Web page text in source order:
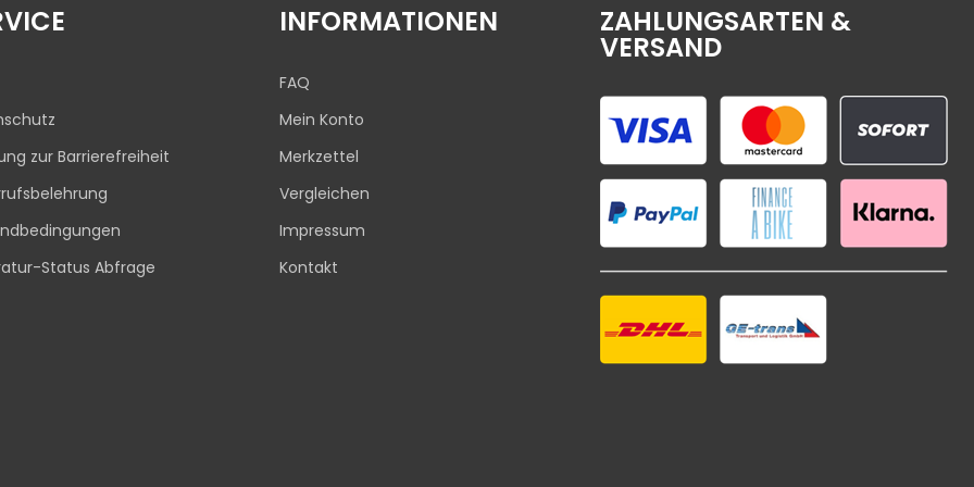
zur Barrierefreiheit
Status Abfrage
INFORMATIONEN
FAQ
Mein Konto
Merkzettel
Vergleichen
Impressum
Kontakt
ZAHLUNGSARTEN &
VERSAND